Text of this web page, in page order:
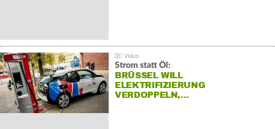
Strom statt Öl:
BRÜSSEL WILL
ELEKTRIFIZIERUNG
VERDOPPELN,…